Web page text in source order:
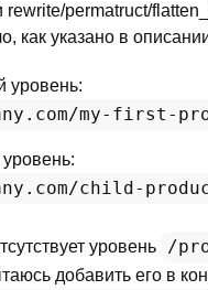
rewrite/permatruct/
как указано в
уровень:
my-first-
child-
уровень /
добавить его в